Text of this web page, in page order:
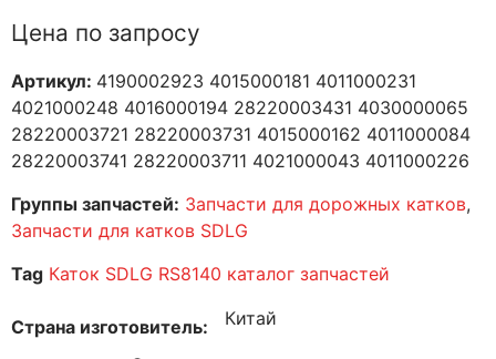
Цена по запросу
Артикул: 4190002923 4015000181 4011000231
4021000248 4016000194 28220003431 4030000065
28220003721 28220003731 4015000162 4011000084
28220003741 28220003711 4021000043 4011000226
Группы запчастей: Запчасти для дорожных катков,
Запчасти для катков SDLG
Tag Каток SDLG RS8140 каталог запчастей
Страна изготовитель Китай